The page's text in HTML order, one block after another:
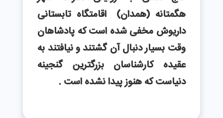
هگمتانه (همدان) اقامتگاه تابستانی
داریوش مخفی شده است که پادشاهان
وقت بسیار دنبال آن گشتند و نیافتند به
عقیده کارشناسان بزرگترین گنجینه
دنیاست که هنوز پیدا نشده است .